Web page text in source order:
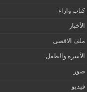
كتاب واراء
الأخبار
ملف الاقصى
الأسرة والطفل
صور
فيديو